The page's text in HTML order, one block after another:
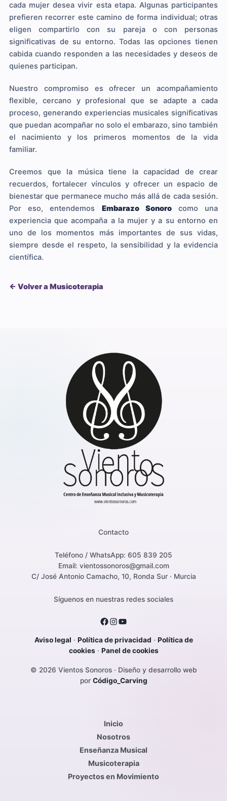
cada mujer desea vivir esta etapa. Algunas participantes
prefieren recorrer este camino de forma individual; otras
eligen compartirlo con su pareja o con personas
significativas de su entorno. Todas las opciones tienen
cabida cuando responden a las necesidades y deseos de
quienes participan.
Nuestro compromiso es ofrecer un acompañamiento
flexible, cercano y profesional que se adapte a cada
proceso, generando experiencias musicales significativas
que puedan acompañar no solo el embarazo, sino también
el nacimiento y los primeros momentos de la vida
familiar.
Creemos que la música tiene la capacidad de crear
recuerdos, fortalecer vínculos y ofrecer un espacio de
bienestar que permanece mucho más allá de cada sesión.
Por eso, entendemos Embarazo Sonorocomo una
experiencia que acompaña a la mujer y a su entorno en
uno de los momentos más importantes de sus vidas,
siempre desde el respeto, la sensibilidad y la evidencia
científica.
← Volver a Musicoterapia
Contacto
Teléfono / WhatsApp: 605 839 205
Email: vientossonoros@gmail.com
C/ José Antonio Camacho, 10, Ronda Sur · Murcia
Síguenos en nuestras redes sociales
Aviso legal · Política de privacidad · Política de
cookies· Panel de cookies
© 2026 Vientos Sonoros · Diseño y desarrollo web
por Código_Carving
Inicio
Nosotros
Enseñanza Musical
Musicoterapia
Proyectos en Movimiento